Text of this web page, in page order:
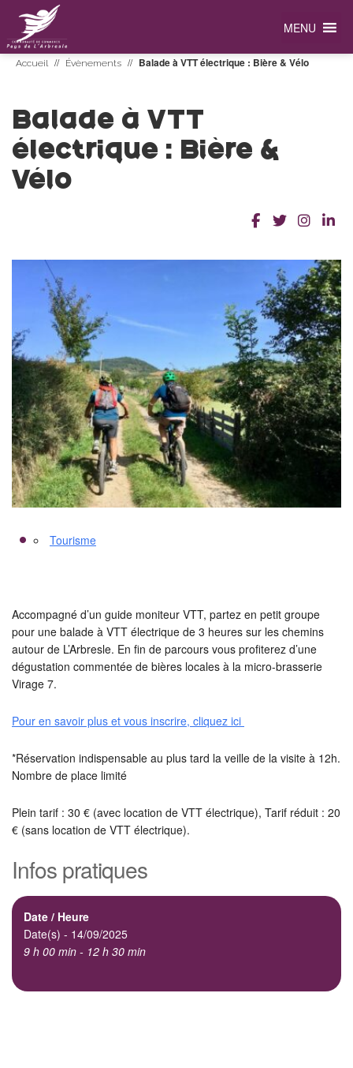
MENU
Accueil // Évènements // Balade à VTT électrique : Bière & Vélo
Balade à VTT
électrique : Bière &
Vélo
Tourisme
Accompagné d’un guide moniteur VTT, partez en petit groupe
pour une balade à VTT électrique de 3 heures sur les chemins
autour de L’Arbresle. En fin de parcours vous profiterez d’une
dégustation commentée de bières locales à la micro-brasserie
Virage 7.
Pour en savoir plus et vous inscrire, cliquez ici
*Réservation indispensable au plus tard la veille de la visite à 12h.
Nombre de place limité
Plein tarif : 30 € (avec location de VTT électrique), Tarif réduit : 20
€ (sans location de VTT électrique).
Infos pratiques
Date / Heure
Date(s) - 14/09/2025
9 h 00 min - 12 h 30 min